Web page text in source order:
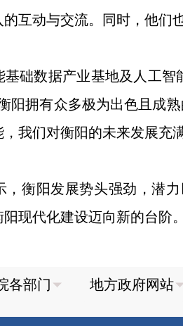
互动与交流。同时，他们
基础数据产业基地及人工
阳拥有众多极为出色且成
我们对衡阳的未来发展充
，衡阳发展势头强劲，潜
现代化建设迈向新的台阶